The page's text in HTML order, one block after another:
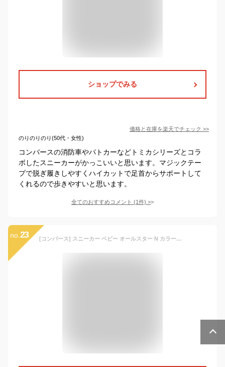
ショップでみる
価格と在庫を楽天でチェック >>
のりのりのり(50代・女性)
コンバースの消防車やパトカーなどトミカシリーズとコラ
ボしたスニーカーがかっこいいと思います。マジックテー
プで脱ぎ履きしやすくハイカットで足首からサポートして
くれるので歩きやすいと思います。
全てのおすすめコメント (1件) >
no. 23 [コンバース] スニーカー ベビー オールスター N カラーズ Z(定番) ベージュ 13.5 cm